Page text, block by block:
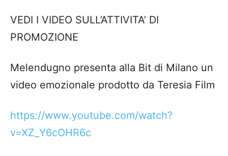
VEDI I VIDEO SULL’ATTIVITA’ DI
PROMOZIONE
Melendugno presenta alla Bit di Milano un
video emozionale prodotto da Teresia Film
https://www.youtube.com/watch?
v=XZ_Y6cOHR6c